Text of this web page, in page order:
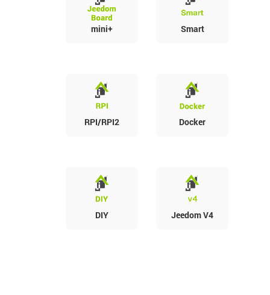
mini+ Smart
RPI/RPI2 Docker
DIY Jeedom V4